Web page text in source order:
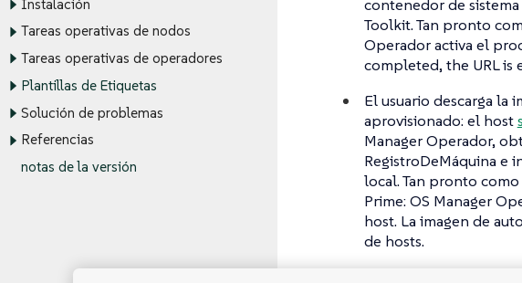
Instalación
Tareas operativas de nodos
Tareas operativas de operadores
Plantillas de Etiquetas
Solución de problemas
Referencias
notas de la versión
contenedor de
Toolkit. Tan pronto
Operador activa el
completed, the URL is
El usuario descarga la
aprovisionado: el host
Manager Operador,
RegistroDeMáquina e
local. Tan pronto
Prime: OS Manager
host. La imagen de
de hosts.